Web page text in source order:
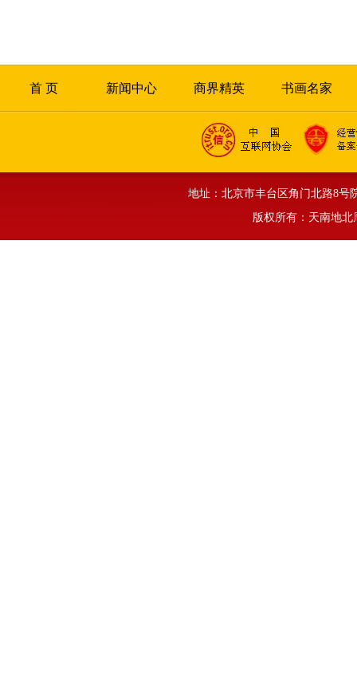
首 页 新闻中心 商界精英 书画名家
地址：北京市丰台区角门北路8
版权所有：天南地